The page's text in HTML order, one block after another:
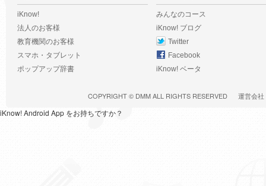
iKnow!
法人のお客様
教育機関のお客様
スマホ・タブレット
ポップアップ辞書
みんなのコース
iKnow! ブログ
Twitter
Facebook
iKnow! ベータ
COPYRIGHT © DMMALL RIGHTS RESERVED 運営会社
iKnow! Android App をお持ちですか？